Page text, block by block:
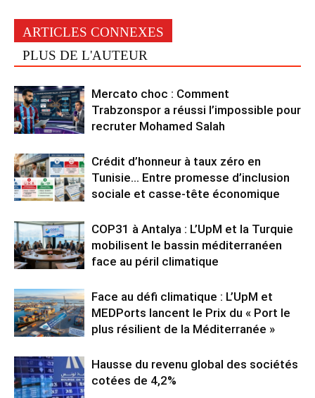
ARTICLES CONNEXES
PLUS DE L'AUTEUR
Mercato choc : Comment
Trabzonspor a réussi l’impossible pour
recruter Mohamed Salah
Crédit d’honneur à taux zéro en
Tunisie… Entre promesse d’inclusion
sociale et casse-tête économique
COP31 à Antalya : L’UpM et la Turquie
mobilisent le bassin méditerranéen
face au péril climatique
Face au défi climatique : L’UpM et
MEDPorts lancent le Prix du « Port le
plus résilient de la Méditerranée »
Hausse du revenu global des sociétés
cotées de 4,2%